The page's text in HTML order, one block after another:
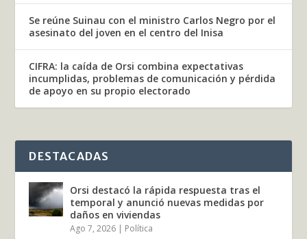
Se reúne Suinau con el ministro Carlos Negro por el
asesinato del joven en el centro del Inisa
CIFRA: la caída de Orsi combina expectativas
incumplidas, problemas de comunicación y pérdida
de apoyo en su propio electorado
DESTACADAS
Orsi destacó la rápida respuesta tras el
temporal y anunció nuevas medidas por
daños en viviendas
Ago 7, 2026 | Política